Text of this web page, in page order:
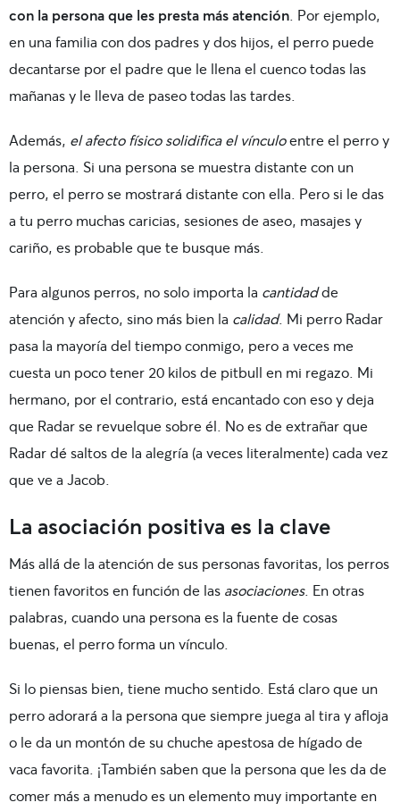
con la persona que les presta más atención . Por ejemplo,
en una familia con dos padres y dos hijos, el perro puede
decantarse por el padre que le llena el cuenco todas las
mañanas y le lleva de paseo todas las tardes.
Además, el afecto físico solidifica el vínculoentre el perro y
la persona. Si una persona se muestra distante con un
perro, el perro se mostrará distante con ella. Pero si le das
a tu perro muchas caricias, sesiones de aseo, masajes y
cariño, es probable que te busque más.
Para algunos perros, no solo importa la cantidadde
atención y afecto, sino más bien la calidad. Mi perro Radar
pasa la mayoría del tiempo conmigo, pero a veces me
cuesta un poco tener 20 kilos de pitbull en mi regazo. Mi
hermano, por el contrario, está encantado con eso y deja
que Radar se revuelque sobre él. No es de extrañar que
Radar dé saltos de la alegría (a veces literalmente) cada vez
que ve a Jacob.
La asociación positiva es la clave
Más allá de la atención de sus personas favoritas, los perros
tienen favoritos en función de las asociaciones. En otras
palabras, cuando una persona es la fuente de cosas
buenas, el perro forma un vínculo.
Si lo piensas bien, tiene mucho sentido. Está claro que un
perro adorará a la persona que siempre juega al tira y afloja
o le da un montón de su chuche apestosa de hígado de
vaca favorita. ¡También saben que la persona que les da de
comer más a menudo es un elemento muy importante en